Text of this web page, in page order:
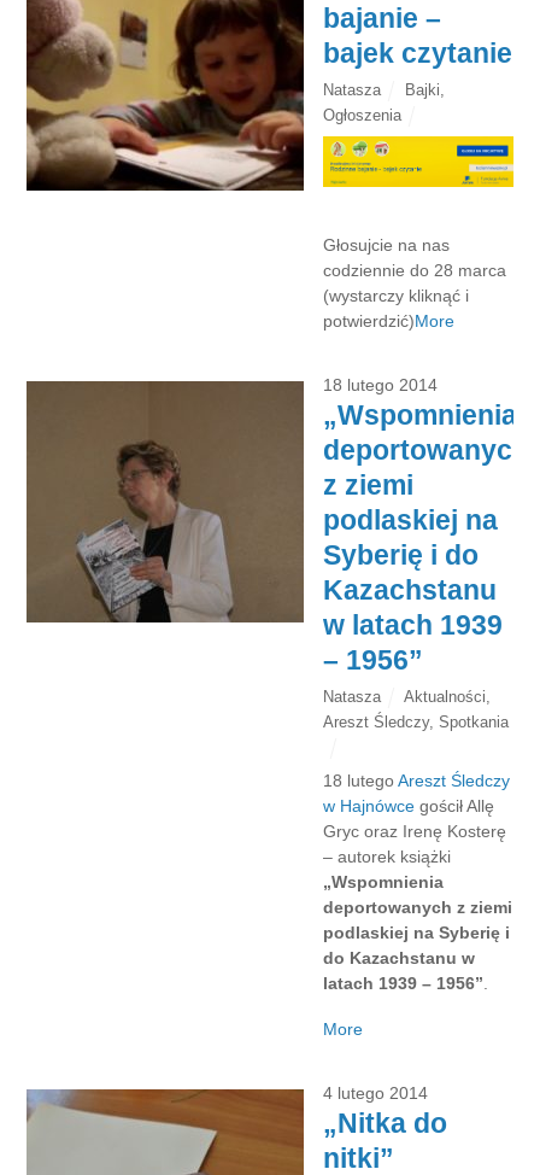
bajanie –
bajek czytanie
Natasza Bajki
Ogłoszenia
Głosujcie na nas
codziennie do 28 marca
(wystarczy kliknąć i
potwierdzić)More
18 lutego 2014
„Wspomnienia
deportowanych
z ziemi
podlaskiej na
Syberię i do
Kazachstanu
w latach 1939
– 1956”
Natasza Aktualności
Areszt Śledczy,Spotkania
18 lutegoAreszt Śledczy
w Hajnówce gościł Allę
Gryc oraz Irenę Kosterę
– autorek książki
„Wspomnienia
deportowanych z ziemi
podlaskiej na Syberię i
do Kazachstanu w
latach 1939 – 1956”
More
4 lutego 2014
„Nitka do
nitki”